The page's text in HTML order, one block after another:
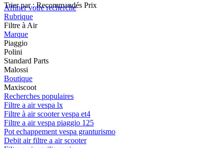
Trier par : Recommandés Prix
Affiner votre recherche
Rubrique
Filtre à Air
Marque
Piaggio
Polini
Standard Parts
Malossi
Boutique
Maxiscoot
Recherches populaires
Filtre a air vespa lx
Filtre à air scooter vespa et4
Filtre a air vespa piaggio 125
Pot echappement vespa granturismo
Debit air filtre a air scooter